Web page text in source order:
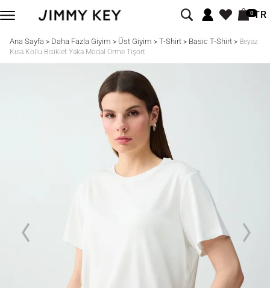
0TR
Ana Sayfa > Daha Fazla Giyim > Üst Giyim > T-Shirt> Basic T-Shirt> Beyaz
Kısa Kollu Bisiklet Yaka Modal Örme Tişört